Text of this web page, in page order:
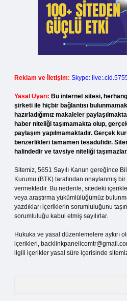
Reklam ve İletişim: Skype:
Yasal Uyarı: Bu internet sitesi,
şirketi ile hiçbir bağlantısı
hazırladığımız makaleler
haber niteliği taşımamakta olup,
paylaşım yapılmamaktadır. Gerçek
benzerlikleri tamamen tesadüfidir.
halindedir ve tavsiye niteliği
Sitemiz, 5651 Sayılı Kanun gereğince
Kurumu (BTK) tarafından onaylanmış
vermektedir. Bu nedenle, sitedeki
veya araştırma yükümlülüğümüz
yazdıkları içeriklerin sorumluluğunu
sorumluluğu kabul etmiş sayılırlar.
Hukuka ve yasal düzenlemelere aykırı
içerikleri,
ilgili içerikler yasal süre içerisinde